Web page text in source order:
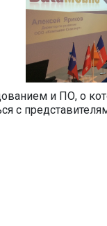
и ПО, о
с